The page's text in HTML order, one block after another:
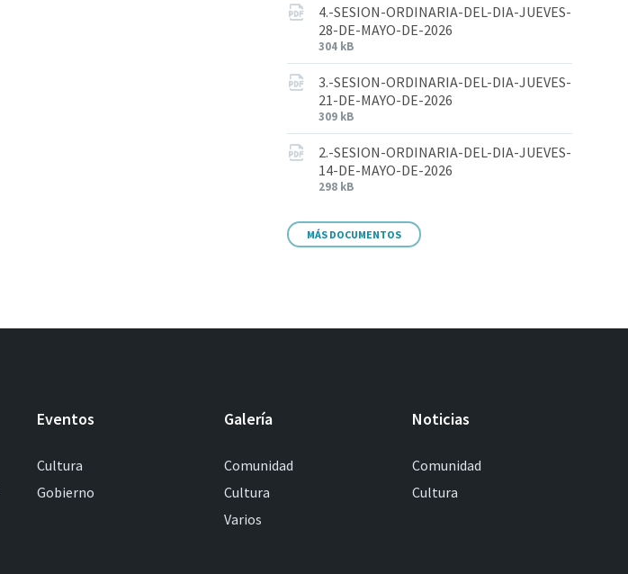
4.-SESION-ORDINARIA-DEL-DIA-JUEVES-
28-DE-MAYO-DE-2026
304 kB
3.-SESION-ORDINARIA-DEL-DIA-JUEVES-
21-DE-MAYO-DE-2026
309 kB
2.-SESION-ORDINARIA-DEL-DIA-JUEVES-
14-DE-MAYO-DE-2026
298 kB
MÁS DOCUMENTOS
Eventos
Cultura
Gobierno
Galería
Comunidad
Cultura
Varios
Noticias
Comunidad
Cultura